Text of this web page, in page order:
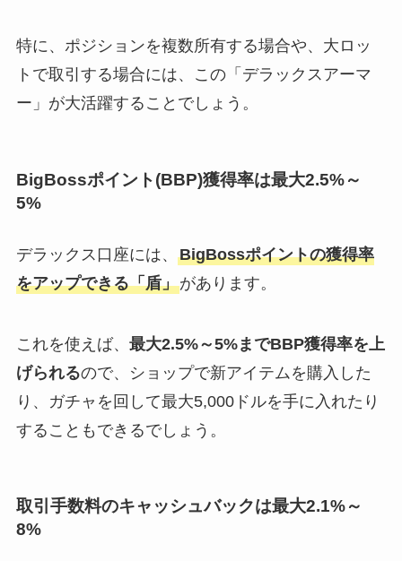
特に、ポジションを複数所有する場合や、大ロッ
トで取引する場合には、この「デラックスアーマ
ー」が大活躍することでしょう。
BigBossポイント(BBP)獲得率は最大2.5%～
5%
デラックス口座には、 BigBossポイントの獲得率
をアップできる「盾」があります。
これを使えば、 最大2.5%～5%までBBP獲得率を上
げられるので、ショップで新アイテムを購入した
り、ガチャを回して最大5,000ドルを手に入れたり
することもできるでしょう。
取引手数料のキャッシュバックは最大2.1%～
8%